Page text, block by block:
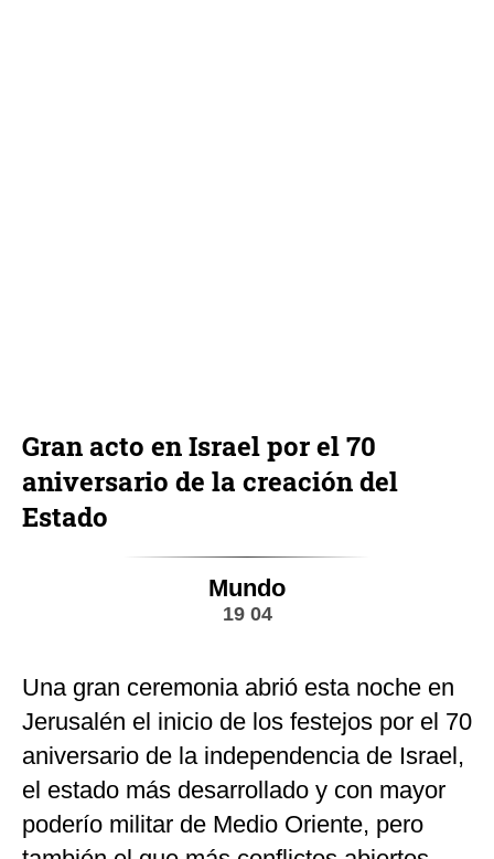
Gran acto en Israel por el 70
aniversario de la creación del
Estado
Mundo
19 04
Una gran ceremonia abrió esta noche en
Jerusalén el inicio de los festejos por el 70
aniversario de la independencia de Israel,
el estado más desarrollado y con mayor
poderío militar de Medio Oriente, pero